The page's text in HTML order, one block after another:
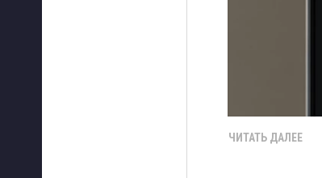
ЧИТАТЬ ДАЛЕЕ